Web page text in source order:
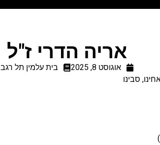
אריה הדרי ז"ל
אוגוסט 8, 2025
בית עלמין תל רגב
סבינו